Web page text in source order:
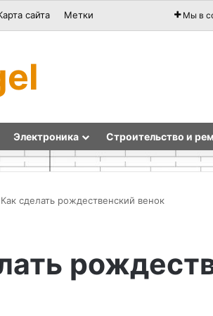
сайта Метки Мы в
Электроника Строительство и
Как сделать рождественский венок
самые
профессиональные